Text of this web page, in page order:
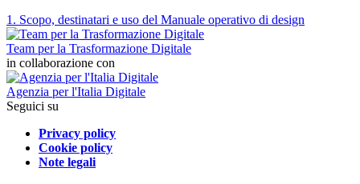
1. Scopo, destinatari e uso del Manuale operativo di design
Team per la Trasformazione Digitale
in collaborazione con
Agenzia per l'Italia Digitale
Seguici su
Privacy policy
Cookie policy
Note legali